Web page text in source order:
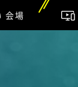
会場